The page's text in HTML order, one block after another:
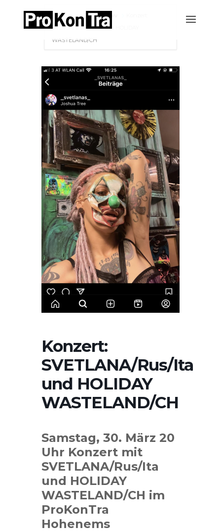
Home Events-Archiv
SVETLANA/Rus/Ita und HOLIDAY
WASTELAND/CH
Konzert:
SVETLANA/Rus/Ita
und HOLIDAY
WASTELAND/CH
Samstag, 30. März 20
Uhr Konzert mit
SVETLANA/Rus/Ita
und HOLIDAY
WASTELAND/CH im
ProKonTra
Hohenems